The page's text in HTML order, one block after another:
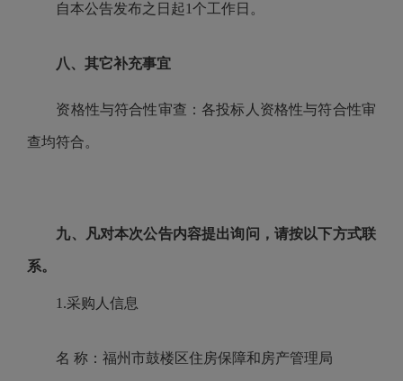
自本公告发布之日起1个工作日。
八、其它补充事宜
资格性与符合性审查：各投标人资格性与符合性审
查均符合。
九、凡对本次公告内容提出询问，请按以下方式联
系。
1.采购人信息
名 称：福州市鼓楼区住房保障和房产管理局